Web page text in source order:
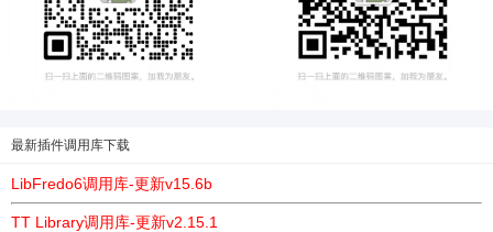
最新插件调用库下载
LibFredo6调用库-更新v15.6b
TT Library调用库-更新v2.15.1